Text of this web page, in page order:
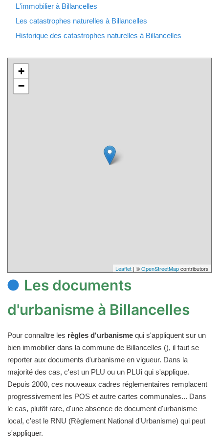
L'immobilier à Billancelles
Les catastrophes naturelles à Billancelles
Historique des catastrophes naturelles à Billancelles
+
−
Leaflet | ©OpenStreetMapcontributors
Les documents
d'urbanisme à Billancelles
Pour connaître les règles d'urbanisme qui s'appliquent sur un
bien immobilier dans la commune de Billancelles (), il faut se
reporter aux documents d'urbanisme en vigueur. Dans la
majorité des cas, c'est un PLU ou un PLUi qui s'applique.
Depuis 2000, ces nouveaux cadres réglementaires remplacent
progressivement les POS et autre cartes communales... Dans
le cas, plutôt rare, d'une absence de document d'urbanisme
local, c'est le RNU (Règlement National d'Urbanisme) qui peut
s'appliquer.